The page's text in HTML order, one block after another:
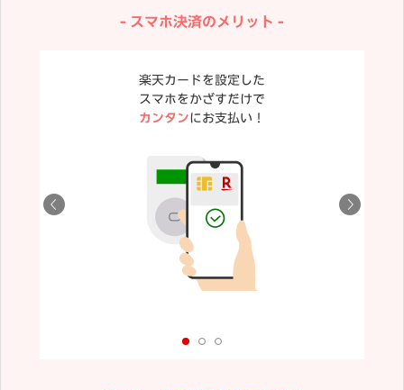
スマホ決済のメリット
楽天カードを設定した
スマホをかざすだけで
カンタンにお支払い！